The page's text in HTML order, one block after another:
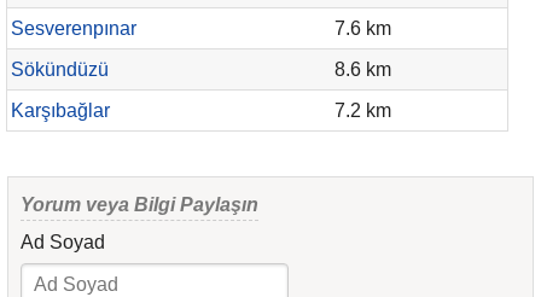
Sesverenpınar
7.6 km
Sökündüzü
8.6 km
Karşıbağlar
7.2 km
Yorum veya Bilgi Paylaşın
Ad Soyad